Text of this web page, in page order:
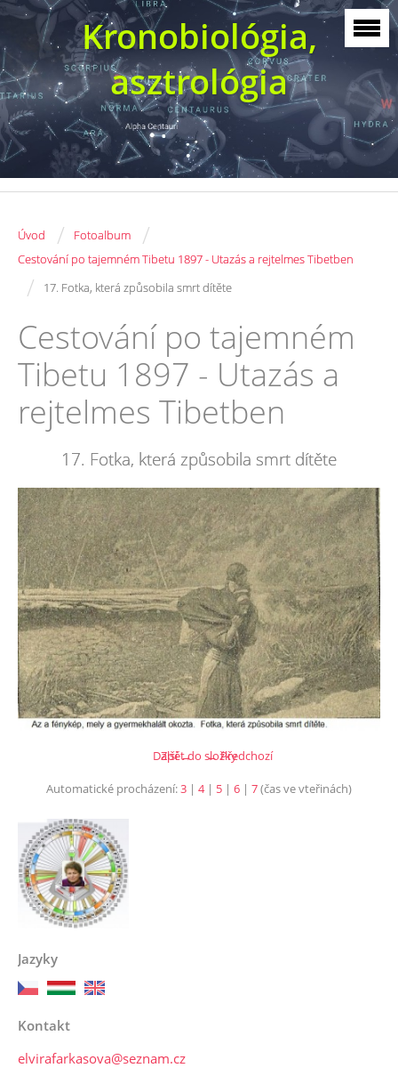
Kronobiológia,
asztrológia
Úvod / Fotoalbum /
Cestování po tajemném Tibetu 1897 - Utazás a rejtelmes Tibetben
/ 17. Fotka, která způsobila smrt dítěte
Cestování po tajemném
Tibetu 1897 - Utazás a
rejtelmes Tibetben
17. Fotka, která způsobila smrt dítěte
← Předchozí
Další →
Zpět do složky
Automatické procházení:3 | 4| 5 | 6 | 7(čas ve vteřinách)
Jazyky
Kontakt
elvirafarkasova@seznam.cz